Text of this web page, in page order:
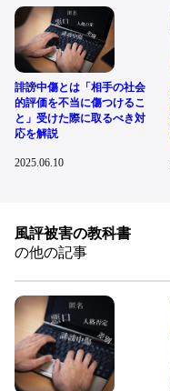
誹謗中傷とは「相手の社会
的評価を不当に傷つけるこ
と」受けた際に取るべき対
応を解説
2025.06.10
風評被害の教科書
の他の記事